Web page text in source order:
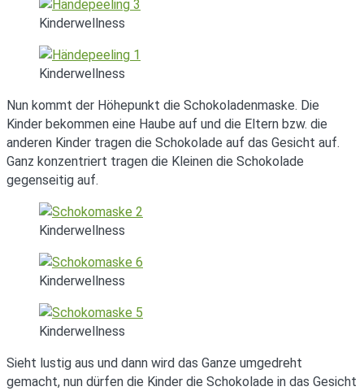
Kinderwellness
Kinderwellness
Nun kommt der Höhepunkt die Schokoladenmaske. Die
Kinder bekommen eine Haube auf und die Eltern bzw. die
anderen Kinder tragen die Schokolade auf das Gesicht auf.
Ganz konzentriert tragen die Kleinen die Schokolade
gegenseitig auf.
Kinderwellness
Kinderwellness
Kinderwellness
Sieht lustig aus und dann wird das Ganze umgedreht
gemacht, nun dürfen die Kinder die Schokolade in das Gesicht